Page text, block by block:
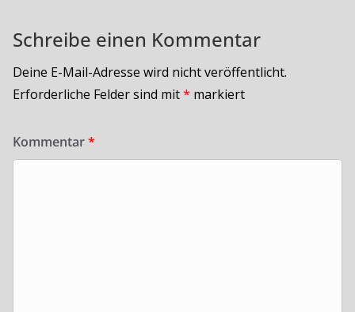
Schreibe einen Kommentar
Deine E-Mail-Adresse wird nicht veröffentlicht.
Erforderliche Felder sind mit* markiert
Kommentar*